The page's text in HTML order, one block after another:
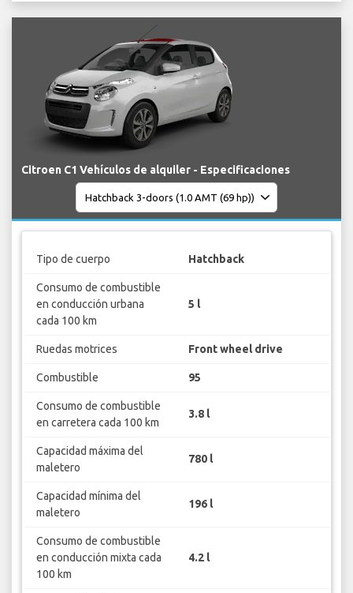
Citroen C1 Vehículos de alquiler - Especificaciones
Tipo de cuerpo Hatchback
Consumo de combustible
en conducción urbana
cada 100 km
5 l
Ruedas motrices Front wheel drive
Combustible 95
Consumo de combustible
en carretera cada 100 km
3.8 l
Capacidad máxima del
maletero
780 l
Capacidad mínima del
maletero
196 l
Consumo de combustible
en conducción mixta cada
100 km
4.2 l